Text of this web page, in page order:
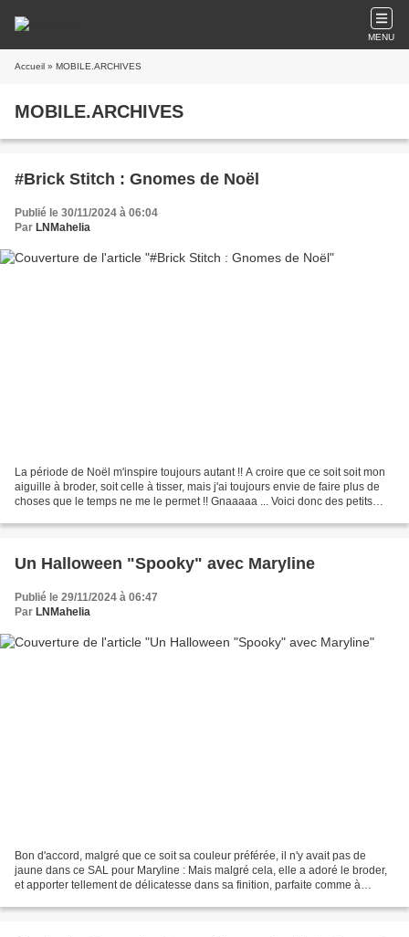
MENU
Accueil » MOBILE.ARCHIVES
MOBILE.ARCHIVES
#Brick Stitch : Gnomes de Noël
Publié le 30/11/2024 à 06:04
Par LNMahelia
La période de Noël m'inspire toujours autant !! A croire que ce soit soit mon
aiguille à broder, soit celle à tisser, mais j'ai toujours envie de faire plus de
choses que le temps ne me le permet !! Gnaaaaa ... Voici donc des petits
Un Halloween "Spooky" avec Maryline
Publié le 29/11/2024 à 06:47
Par LNMahelia
Bon d'accord, malgré que ce soit sa couleur préférée, il n'y avait pas de
jaune dans ce SAL pour Maryline : Mais malgré cela, elle a adoré le broder,
et apporter tellement de délicatesse dans sa finition, parfaite comme à